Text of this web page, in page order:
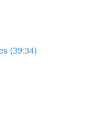
(39:34)